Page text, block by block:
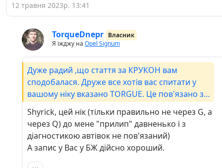
12 травня 2023р. 13:41
TorqueDnepr Власник
Я їжджу на Opel Signum
Дуже радий ,що стаття за КРУКОН вам
сподобалася. Друже все хотів вас спитати у
вашому ніку вказано TORGUE. Це пов'язано з
тим ,що займаєтеся програмами пов'язаним з
обслуговуванням автівок? Дякую. Просто і
цікаво.
Shyrick, цей нік (тільки правильно не через G, a
через Q) до мене "прилип" давненько і з
діагностикою автівок не пов'язаний)
А запис у Вас у БЖ дійсно хороший.